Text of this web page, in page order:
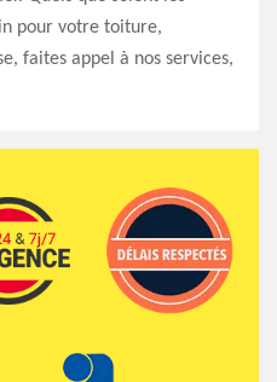
pour votre toiture,
faites appel à nos services,